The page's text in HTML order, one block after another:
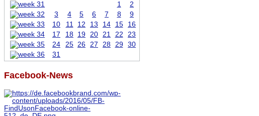
1
2
3
4 5 6 7 8
9
10
11 12 13 14 15
16
17
18 19 20 21 22
23
24
25 26 27 28 29
30
31
Facebook-News